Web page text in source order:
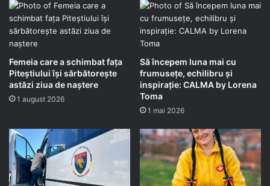
Femeia care a schimbat fața
Piteștiului își sărbătorește
astăzi ziua de naștere
1 august 2026
Să începem luna mai cu
frumusețe, echilibru și
inspirație: CALMA by Lorena
Toma
1 mai 2026